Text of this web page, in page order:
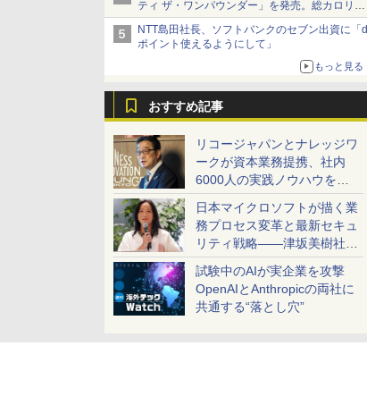
ティ ザ・ワンパウンダー」を発売。総カロリー
約1656kcal、総重量約527g！
NTT島田社長、ソフトバンクのセブン出資に「d
ポイント使えるようにして」
もっと見る
おすすめ記事
リコージャパンとナレッジワ
ークが資本業務提携、社内
6000人の実践ノウハウを生
かした「AI商談記録 for
RICOH」を展開へ
日本マイクロソフトが描く業
務プロセス変革と最新セキュ
リティ戦略――津坂美樹社長
が2027年度戦略を説明
試験中のAIが実企業を攻撃
OpenAIとAnthropicの両社に
共通する“落とし穴”